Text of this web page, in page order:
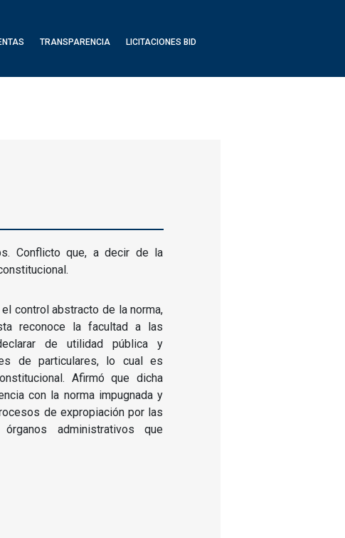
TRANSPARENCIA LICITACIONES BID
Conflicto que, a decir de la
control abstracto de la norma,
reconoce la facultad a las
de utilidad pública y
de particulares, lo cual es
Afirmó que dicha
con la norma impugnada y
de expropiación por las
administrativos que